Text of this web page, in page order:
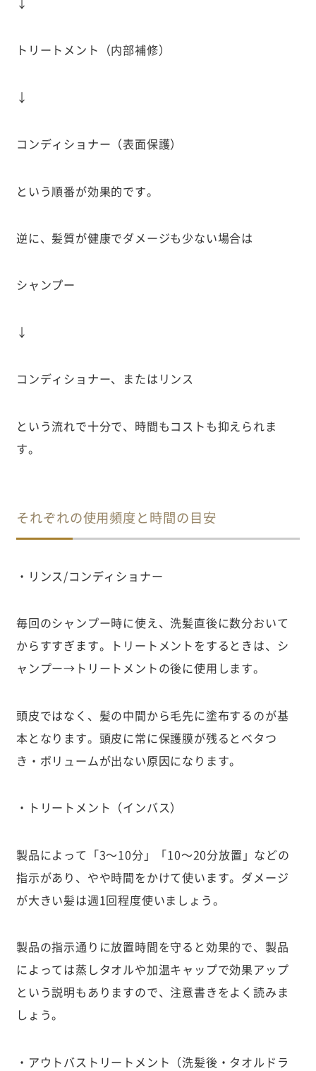
トリートメント（内部補修）
↓
コンディショナー（表面保護）
という順番が効果的です。
逆に、髪質が健康でダメージも少ない場合は
シャンプー
↓
コンディショナー、またはリンス
という流れで十分で、時間もコストも抑えられま
す。
それぞれの使用頻度と時間の目安
・リンス/コンディショナー
毎回のシャンプー時に使え、洗髪直後に数分おいて
からすすぎます。トリートメントをするときは、シ
ャンプー→トリートメントの後に使用します。
頭皮ではなく、髪の中間から毛先に塗布するのが基
本となります。頭皮に常に保護膜が残るとベタつ
き・ボリュームが出ない原因になります。
・トリートメント（インバス）
製品によって「3〜10分」「10〜20分放置」などの
指示があり、やや時間をかけて使います。ダメージ
が大きい髪は週1回程度使いましょう。
製品の指示通りに放置時間を守ると効果的で、製品
によっては蒸しタオルや加温キャップで効果アップ
という説明もありますので、注意書きをよく読みま
しょう。
・アウトバストリートメント（洗髪後・タオルドラ